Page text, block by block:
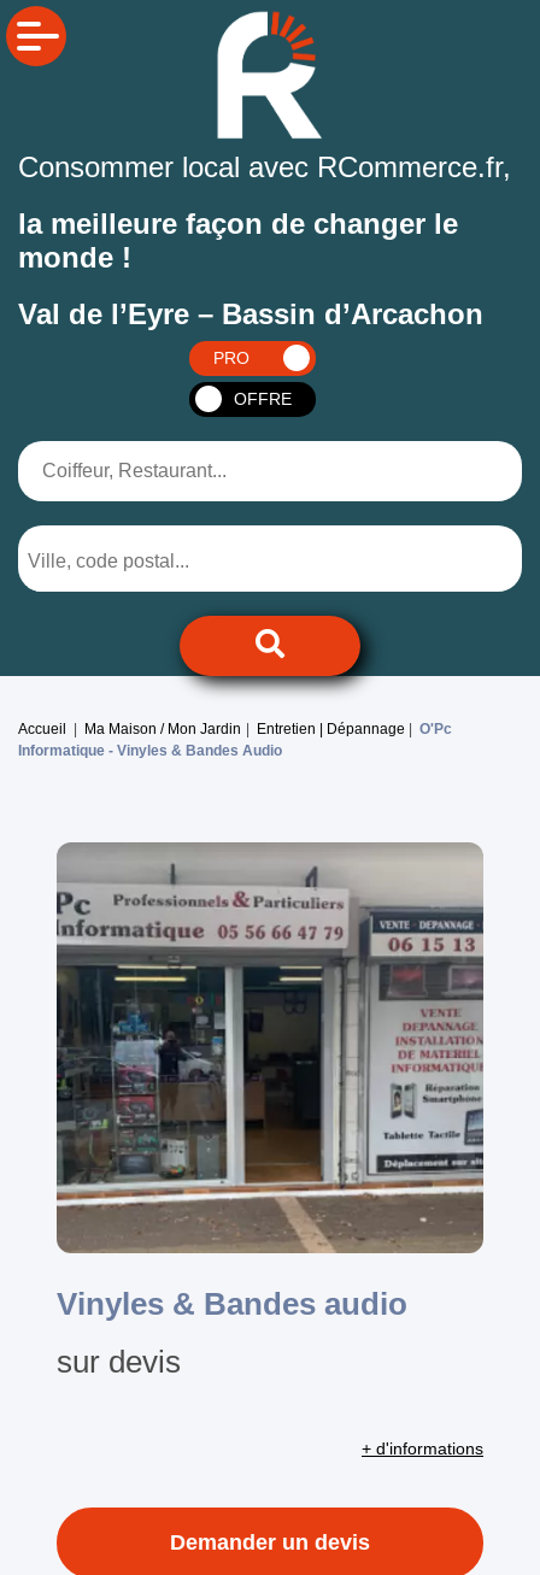
Consommer local avec RCommerce.fr,
la meilleure façon de changer le
monde !
Val de l’Eyre – Bassin d’Arcachon
PRO
OFFRE
Accueil Ma Maison / Mon Jardin Entretien | Dépannage
O'Pc
Informatique - Vinyles & Bandes Audio
Vinyles & Bandes audio
sur devis
+ d'informations
Demander un devis